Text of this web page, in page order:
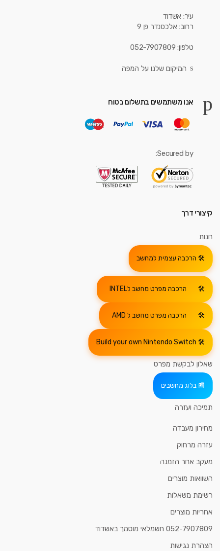
עיר: אשדוד
רחוב: אלכסנדר פן 9
טלפון: 052-7907809
המיקום שלנו על המפה
אנו משתמשים בתשלום בטוח
Secured by:
קיצורי דרך
חנות
הרכבה עצמית למחשב
הרכבה מפרט מחשב לINTEL
הרכבה מפרט מחשב ל AMD
Build your own Nintendo Switch
שאלון לבקשת מפרט
בלוג מחשבים
תמיכה ועזרה
מחירון מעבדה
עזרה מרחוק
מעקב אחר הזמנה
השוואות מוצרים
רשימת משאלות
אחריות מוצרים
052-7907809 חשמלאי מוסמך באשדוד
הצהרת נגישות